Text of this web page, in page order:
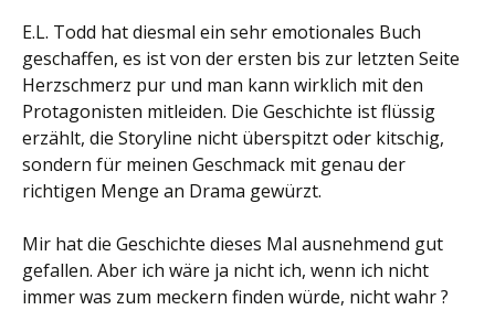
E.L. Todd hat diesmal ein sehr emotionales Buch
geschaffen, es ist von der ersten bis zur letzten Seite
Herzschmerz pur und man kann wirklich mit den
Protagonisten mitleiden. Die Geschichte ist flüssig
erzählt, die Storyline nicht überspitzt oder kitschig,
sondern für meinen Geschmack mit genau der
richtigen Menge an Drama gewürzt.
Mir hat die Geschichte dieses Mal ausnehmend gut
gefallen. Aber ich wäre ja nicht ich, wenn ich nicht
immer was zum meckern finden würde, nicht wahr ?